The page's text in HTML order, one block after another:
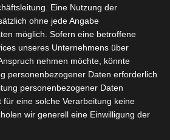
FASHION FLOHMARKT
&
Hand-
Eine Nutzung der
ohne jede Angabe
möglich. Sofern eine betroffene
unseres Unternehmens über
nehmen möchte, könnte
personenbezogener Daten erforderlich
personenbezogener Daten
eine solche Verarbeitung keine
wir generell eine Einwilligung der